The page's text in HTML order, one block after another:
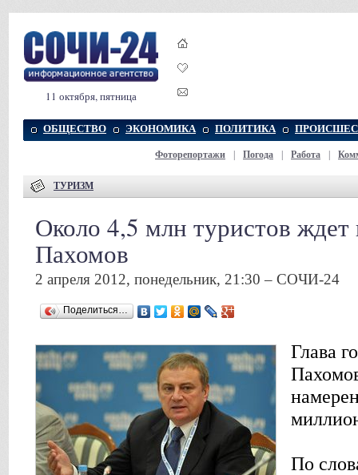
11 октября, пятница
ОБЩЕСТВО ЭКОНОМИКА ПОЛИТИКА
Фоторепортажи Погода Работа
ТУРИЗМ
Около 4,5 млн туристов
Пахомов
2 апреля 2012, понедельник, 21:30 – СОЧИ-24
Поделиться…
Глава
По